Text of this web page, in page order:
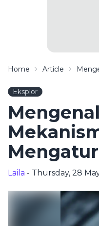
Home Article
Eksplor
Laila - Thursday, 28